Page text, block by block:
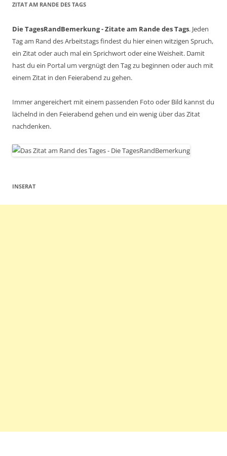
ZITAT AM RANDE DES TAGS
Die TagesRandBemerkung - Zitate am Rande des Tags. Jeden
Tag am Rand des Arbeitstags findest du hier einen witzigen Spruch,
ein Zitat oder auch mal ein Sprichwort oder eine Weisheit. Damit
hast du ein Portal um vergnügt den Tag zu beginnen oder auch mit
einem Zitat in den Feierabend zu gehen.
Immer angereichert mit einem passenden Foto oder Bild kannst du
lächelnd in den Feierabend gehen und ein wenig über das Zitat
nachdenken.
INSERAT